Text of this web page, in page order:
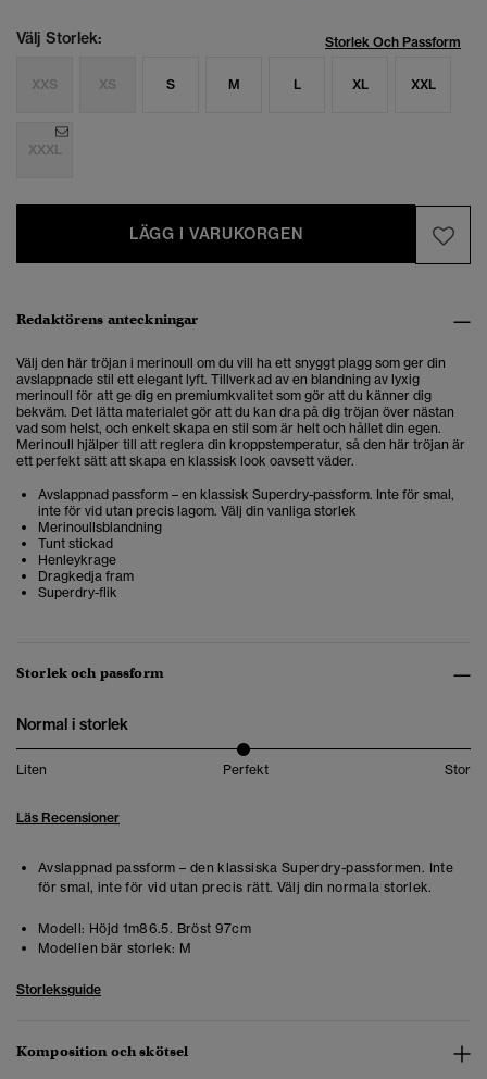
Välj Storlek: Storlek Och Passform
XXS XS S M L XL XXL
XXXL
LÄGG I VARUKORGEN
Redaktörens anteckningar
Välj den här tröjan i merinoull om du vill ha ett snyggt plagg som ger din
avslappnade stil ett elegant lyft. Tillverkad av en blandning av lyxig
merinoull för att ge dig en premiumkvalitet som gör att du känner dig
bekväm. Det lätta materialet gör att du kan dra på dig tröjan över nästan
vad som helst, och enkelt skapa en stil som är helt och hållet din egen.
Merinoull hjälper till att reglera din kroppstemperatur, så den här tröjan är
ett perfekt sätt att skapa en klassisk look oavsett väder.
Avslappnad passform – en klassisk Superdry-passform. Inte för smal,
inte för vid utan precis lagom. Välj din vanliga storlek
Merinoullsblandning
Tunt stickad
Henleykrage
Dragkedja fram
Superdry-flik
Storlek och passform
Normal i storlek
Liten Perfekt Stor
Läs Recensioner
Avslappnad passform – den klassiska Superdry-passformen. Inte
för smal, inte för vid utan precis rätt. Välj din normala storlek.
Modell: Höjd 1m86.5. Bröst 97cm
Modellen bär storlek: M
Storleksguide
Komposition och skötsel